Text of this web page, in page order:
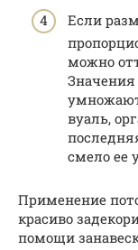
Если
можно
Значения
вуаль,
смело ее
Применение
красиво
помощи